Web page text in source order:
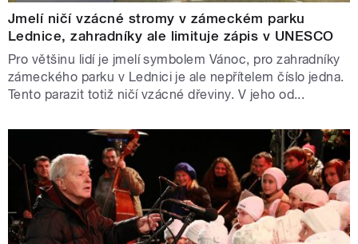
Jmelí ničí vzácné stromy v zámeckém parku
Lednice, zahradníky ale limituje zápis v UNESCO
Pro většinu lidí je jmelí symbolem Vánoc, pro zahradníky
zámeckého parku v Lednici je ale nepřítelem číslo jedna.
Tento parazit totiž ničí vzácné dřeviny. V jeho od...